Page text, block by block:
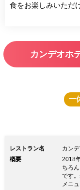
食をお楽しみいただ
カンデオホ
一
レストラン名
カン
概要
2018
ちろ
です
メニ